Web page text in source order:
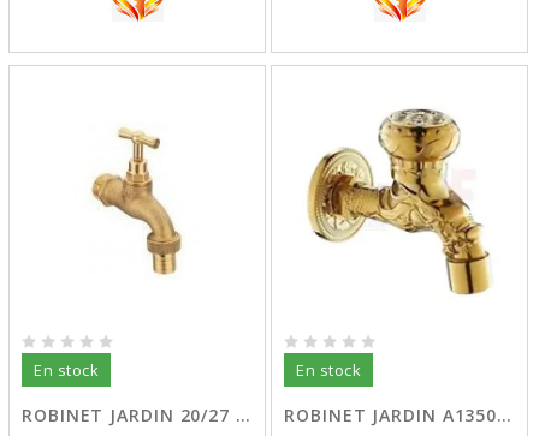
En stock
ROBINET JARDIN 20/27 01GE SOPAL
En stock
ROBINET JARDIN A13507 DORE ARTIST